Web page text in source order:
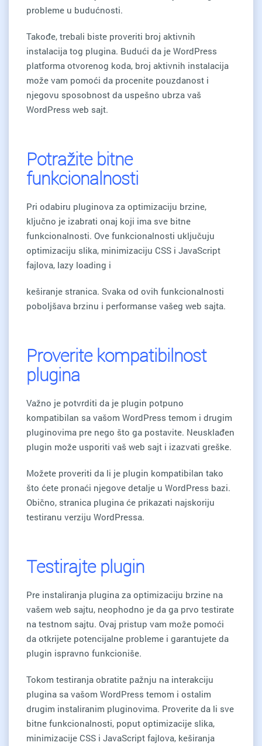
probleme u budućnosti.
Takođe, trebali biste proveriti broj aktivnih
instalacija tog plugina. Budući da je WordPress
platforma otvorenog koda, broj aktivnih instalacija
može vam pomoći da procenite pouzdanost i
njegovu sposobnost da uspešno ubrza vaš
WordPress web sajt.
Potražite bitne
funkcionalnosti
Pri odabiru pluginova za optimizaciju brzine,
ključno je izabrati onaj koji ima sve bitne
funkcionalnosti. Ove funkcionalnosti uključuju
optimizaciju slika, minimizaciju CSS i JavaScript
fajlova, lazy loading i
keširanje stranica. Svaka od ovih funkcionalnosti
poboljšava brzinu i performanse vašeg web sajta.
Proverite kompatibilnost
plugina
Važno je potvrditi da je plugin potpuno
kompatibilan sa vašom WordPress temom i drugim
pluginovima pre nego što ga postavite. Neusklađen
plugin može usporiti vaš web sajt i izazvati greške.
Možete proveriti da li je plugin kompatibilan tako
što ćete pronaći njegove detalje u WordPress bazi.
Obično, stranica plugina će prikazati najskoriju
testiranu verziju WordPressa.
Testirajte plugin
Pre instaliranja plugina za optimizaciju brzine na
vašem web sajtu, neophodno je da ga prvo testirate
na testnom sajtu. Ovaj pristup vam može pomoći
da otkrijete potencijalne probleme i garantujete da
plugin ispravno funkcioniše.
Tokom testiranja obratite pažnju na interakciju
plugina sa vašom WordPress temom i ostalim
drugim instaliranim pluginovima. Proverite da li sve
bitne funkcionalnosti, poput optimizacije slika,
minimizacije CSS i JavaScript fajlova, keširanja